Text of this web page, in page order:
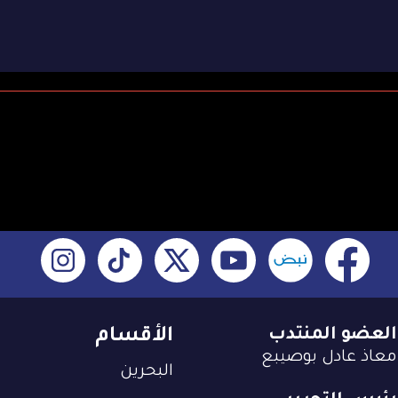
الأقسام
البحرين
العضو المنتدب
معاذ عادل بوصيبع